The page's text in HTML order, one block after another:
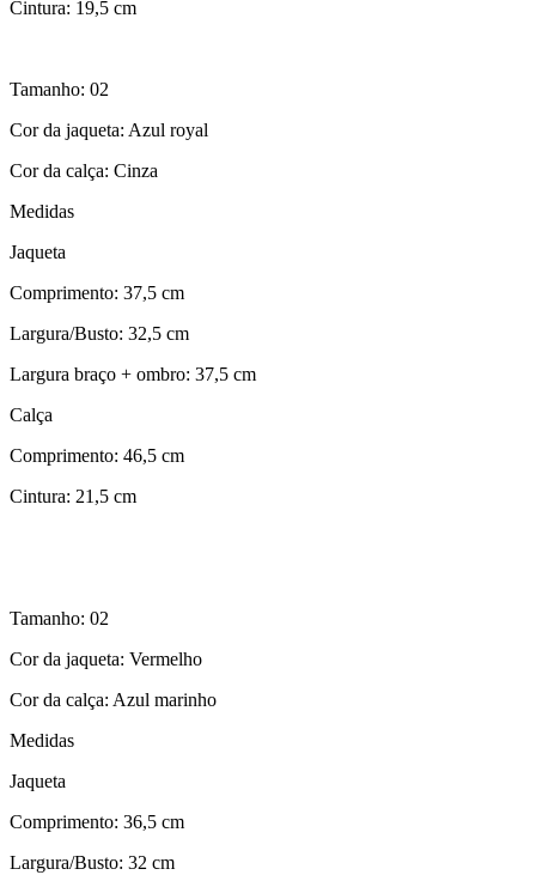
Cintura: 19,5 cm
Tamanho: 02
Cor da jaqueta: Azul royal
Cor da calça: Cinza
Medidas
Jaqueta
Comprimento: 37,5 cm
Largura/Busto: 32,5 cm
Largura braço + ombro: 37,5 cm
Calça
Comprimento: 46,5 cm
Cintura: 21,5 cm
Tamanho: 02
Cor da jaqueta: Vermelho
Cor da calça: Azul marinho
Medidas
Jaqueta
Comprimento: 36,5 cm
Largura/Busto: 32 cm